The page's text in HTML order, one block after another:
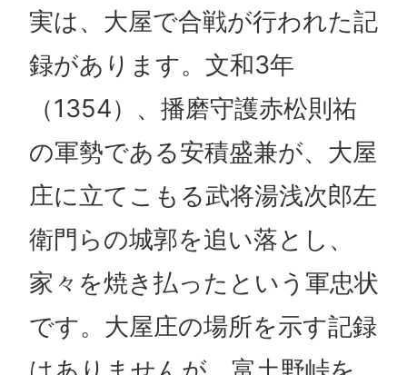
実は、大屋で合戦が行われた記
録があります。文和3年
（1354）、播磨守護赤松則祐
の軍勢である安積盛兼が、大屋
庄に立てこもる武将湯浅次郎左
衛門らの城郭を追い落とし、
家々を焼き払ったという軍忠状
です。大屋庄の場所を示す記録